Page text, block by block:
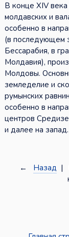
В конце XIV века
молдавских и
особенно в
(в последующем
Бессарабия, в
Молдавия),
Молдовы.
земледелие и
румынских
особенно в
центров
и далее на запад.
← Назад |